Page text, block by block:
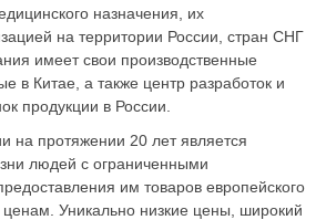
назначения, их
на территории России, стран СНГ
имеет свои производственные
в Китае, а также центр разработок и
продукции в России.
на протяжении 20 лет является
людей с ограниченными
им товаров европейского
ценам. Уникально низкие цены, широкий